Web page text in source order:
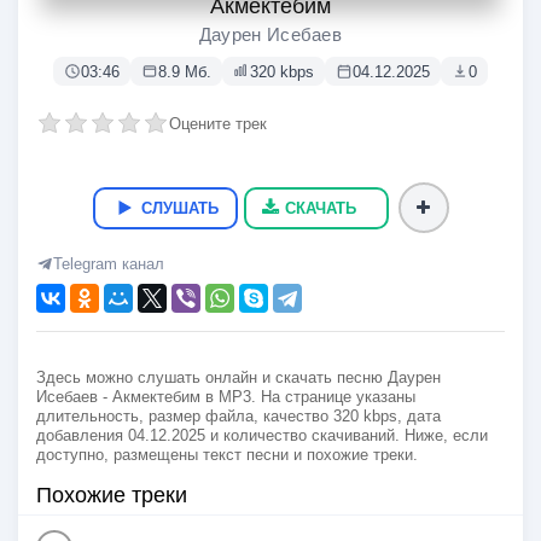
Акмектебим
Даурен Исебаев
03:46 8.9 Мб. 320 kbps 04.12.2025 0
Оцените трек
СЛУШАТЬ СКАЧАТЬ
Telegram канал
Здесь можно слушать онлайн и скачать песню Даурен
Исебаев - Акмектебим в MP3. На странице указаны
длительность, размер файла, качество 320 kbps, дата
добавления 04.12.2025 и количество скачиваний. Ниже, если
доступно, размещены текст песни и похожие треки.
Похожие треки